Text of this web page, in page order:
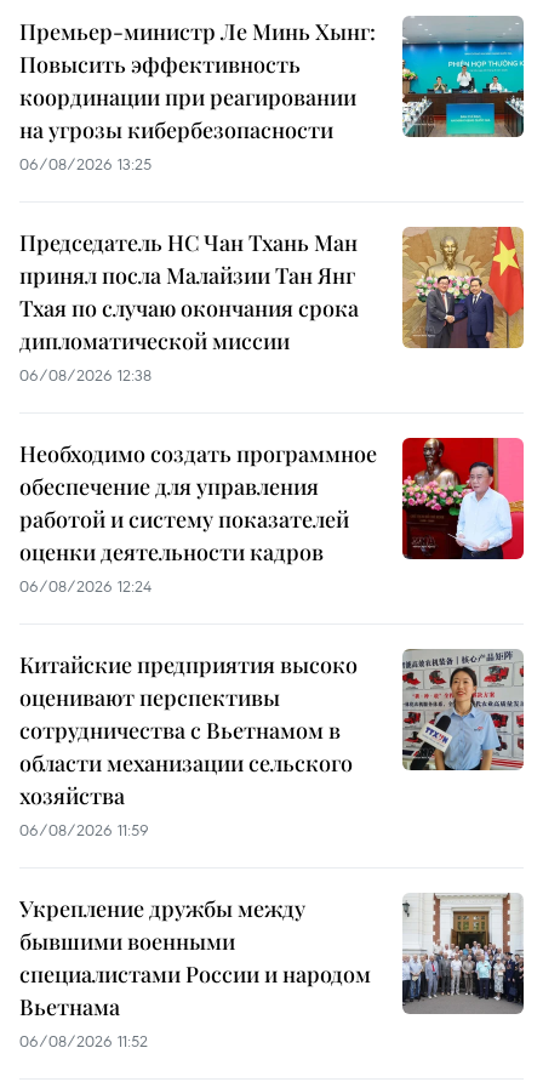
Премьер-министр Ле Минь Хынг:
Повысить эффективность
координации при реагировании
на угрозы кибербезопасности
06/08/2026 13:25
Председатель НС Чан Тхань Ман
принял посла Малайзии Тан Янг
Тхая по случаю окончания срока
дипломатической миссии
06/08/2026 12:38
Необходимо создать программное
обеспечение для управления
работой и систему показателей
оценки деятельности кадров
06/08/2026 12:24
Китайские предприятия высоко
оценивают перспективы
сотрудничества с Вьетнамом в
области механизации сельского
хозяйства
06/08/2026 11:59
Укрепление дружбы между
бывшими военными
специалистами России и народом
Вьетнама
06/08/2026 11:52